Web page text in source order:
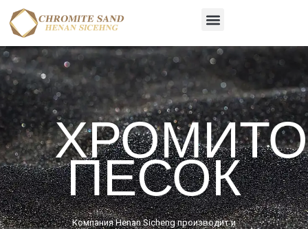
Skip
content
Menu
ПЕСОК
Компания Henan Sicheng производит и